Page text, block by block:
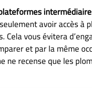
avoir accès
vous évitera
et par la même
ne recense que les